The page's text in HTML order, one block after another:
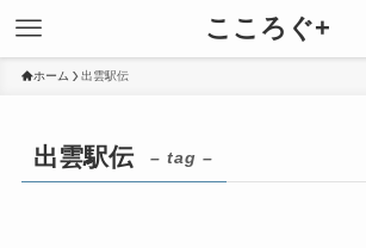
こころぐ+
ホーム 出雲駅伝
出雲駅伝 – tag –